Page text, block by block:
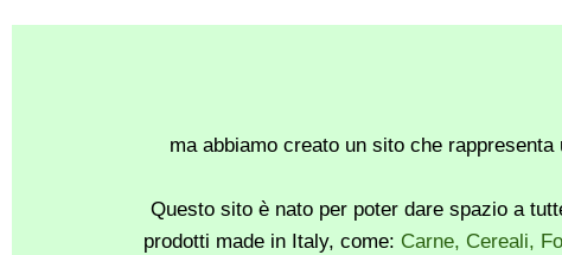
ma abbiamo creato un sito che
Questo sito è nato per poter dare spazio a
prodotti made in Italy, come: Carne, Cereali,